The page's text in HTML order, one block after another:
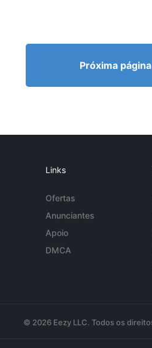
Próxima página
Links
Ofertas
Anunciantes
Apoio
DMCA
© 2026 Eezy LLC. Todos os